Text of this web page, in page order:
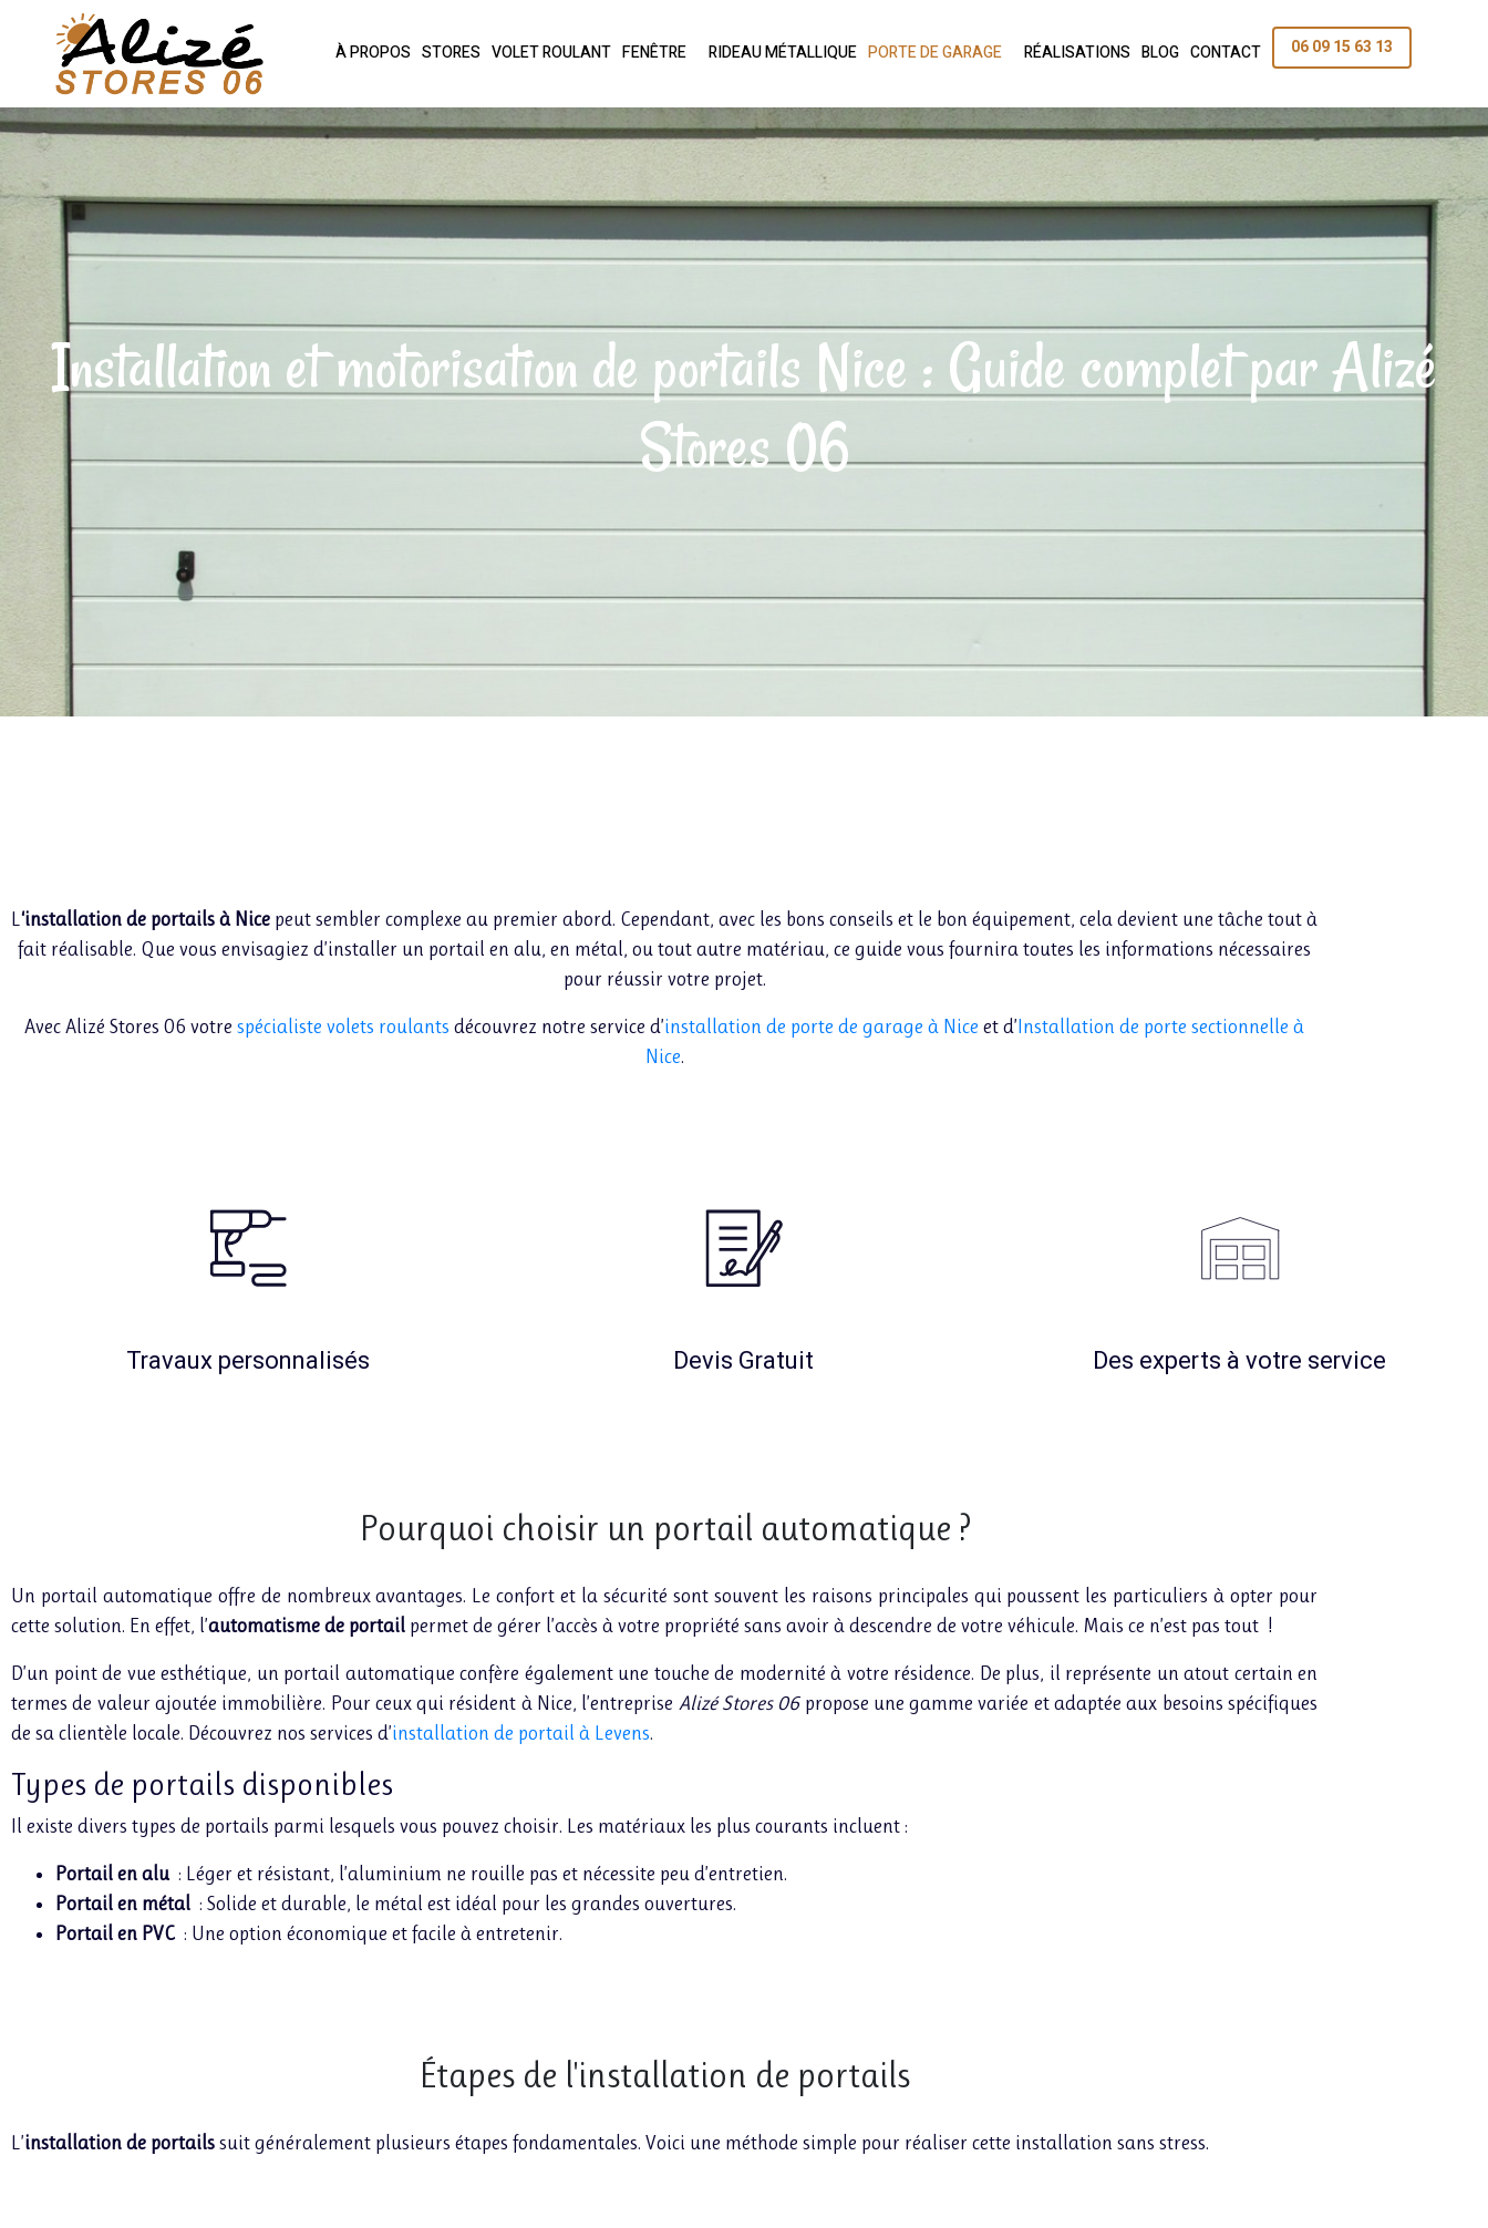
À PROPOS STORES VOLET ROULANT FENÊTRE RIDEAU MÉTALLIQUE PORTE DE GARAGE RÉALISATIONS BLOG CONTACT 06 09 15 63 13
Installation et motorisation de portails Nice : Guide complet par Alizé
Stores 06
L‘installation de portails à Nice peut sembler complexe au premier abord. Cependant, avec les bons conseils et le bon équipement, cela devient une tâche tout à
fait réalisable. Que vous envisagiez d’installer un portail en alu, en métal, ou tout autre matériau, ce guide vous fournira toutes les informations nécessaires
pour réussir votre projet.
Avec Alizé Stores 06 votre spécialiste volets roulants découvrez notre service d’installation de porte de garage à Nice et d’ Installation de porte sectionnelle à
Nice.
Travaux personnalisés Devis Gratuit Des experts à votre service
Pourquoi choisir un portail automatique ?
Un portail automatique offre de nombreux avantages. Le confort et la sécurité sont souvent les raisons principales qui poussent les particuliers à opter pour
cette solution. En effet, l’automatisme de portail permet de gérer l’accès à votre propriété sans avoir à descendre de votre véhicule. Mais ce n’est pas tout !
D’un point de vue esthétique, un portail automatique confère également une touche de modernité à votre résidence. De plus, il représente un atout certain en
termes de valeur ajoutée immobilière. Pour ceux qui résident à Nice, l’entreprise Alizé Stores 06propose une gamme variée et adaptée aux besoins spécifiques
de sa clientèle locale. Découvrez nos services d’installation de portail à Levens.
Types de portails disponibles
Il existe divers types de portails parmi lesquels vous pouvez choisir. Les matériaux les plus courants incluent :
Portail en alu: Léger et résistant, l’aluminium ne rouille pas et nécessite peu d’entretien.
Portail en métal : Solide et durable, le métal est idéal pour les grandes ouvertures.
Portail en PVC: Une option économique et facile à entretenir.
Étapes de l'installation de portails
L’installation de portails suit généralement plusieurs étapes fondamentales. Voici une méthode simple pour réaliser cette installation sans stress.